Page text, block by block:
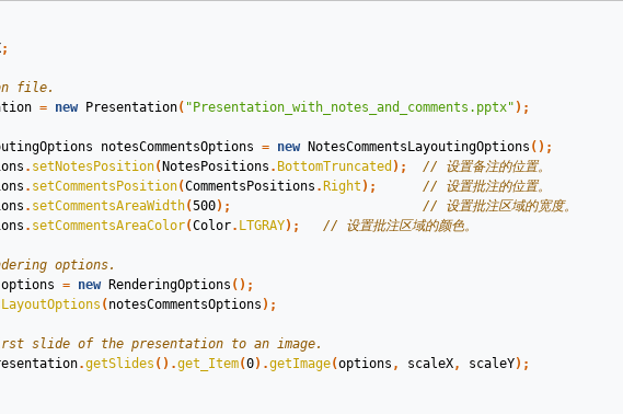
;
file.
= new Presentation( "Presentation_with_notes_and_comments.pptx" );
notesCommentsOptions = new NotesCommentsLayoutingOptions ();
. setNotesPosition( NotesPositions . BottomTruncated );
// 设置备注的位置。
. setCommentsPosition(CommentsPositions . Right );
// 设置批注的位置。
. setCommentsAreaWidth(500);
// 设置批注区域的宽度。
. setCommentsAreaColor(Color. LTGRAY); // 设置批注区域的颜色。
options.
options = new RenderingOptions ();
( notesCommentsOptions );
slide of the presentation to an image.
.getSlides ().get_Item(0).getImage(options , scaleX, scaleY);